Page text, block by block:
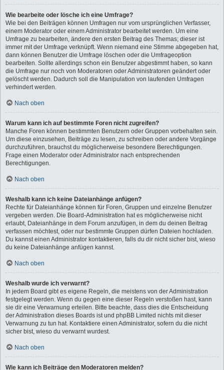
Wie bearbeite oder lösche ich eine Umfrage?
Wie bei den Beiträgen können Umfragen nur vom ursprünglichen Verfasser,
einem Moderator oder einem Administrator bearbeitet werden. Um eine
Umfrage zu bearbeiten, ändere den ersten Beitrag des Themas; dieser ist
immer mit der Umfrage verknüpft. Wenn niemand eine Stimme abgegeben hat,
dann können Benutzer die Umfrage löschen oder die Umfrageoption
bearbeiten. Sollte allerdings schon ein Benutzer abgestimmt haben, so kann
die Umfrage nur noch von Moderatoren oder Administratoren geändert oder
gelöscht werden. Dadurch soll die Manipulation von laufenden Umfragen
verhindert werden.
Nach oben
Warum kann ich auf bestimmte Foren nicht zugreifen?
Manche Foren können bestimmten Benutzern oder Gruppen vorbehalten sein.
Um diese einzusehen, Beiträge zu lesen, zu schreiben oder andere Vorgänge
durchzuführen, brauchst du möglicherweise besondere Berechtigungen.
Frage einen Moderator oder Administrator nach entsprechenden
Berechtigungen.
Nach oben
Weshalb kann ich keine Dateianhänge anfügen?
Rechte für Dateianhänge können für Foren, Gruppen und einzelne Benutzer
vergeben werden. Die Board-Administration hat es möglicherweise nicht
erlaubt, Dateianhänge in dem Forum anzufügen, in dem du deinen Beitrag
verfassen möchtest, oder nur bestimmte Gruppen dürfen Dateien hochladen.
Du kannst einen Administrator kontaktieren, falls du dir nicht sicher bist, wieso
du keine Dateianhänge anfügen kannst.
Nach oben
Weshalb wurde ich verwarnt?
In jedem Board gibt es eigene Regeln, die meistens von der Administration
festgelegt werden. Wenn du gegen eine dieser Regeln verstoßen hast, kann
sie dir eine Verwarnung erteilen. Bitte beachte, dass dies die Entscheidung
der Administration dieses Boards ist und phpBB Limited nichts mit dieser
Verwarnung zu tun hat. Kontaktiere einen Administrator, sofern du die nicht
sicher bist, wieso du verwarnt wurdest.
Nach oben
Wie kann ich Beiträge den Moderatoren melden?